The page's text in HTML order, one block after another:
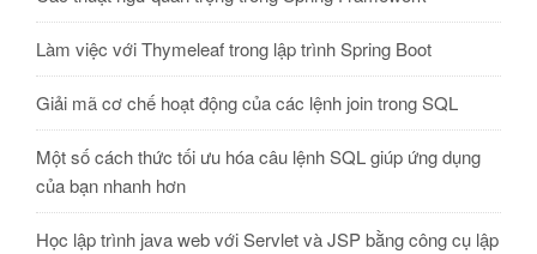
Làm việc với Thymeleaf trong lập trình Spring Boot
Giải mã cơ chế hoạt động của các lệnh join trong SQL
Một số cách thức tối ưu hóa câu lệnh SQL giúp ứng dụng
của bạn nhanh hơn
Học lập trình java web với Servlet và JSP bằng công cụ lập